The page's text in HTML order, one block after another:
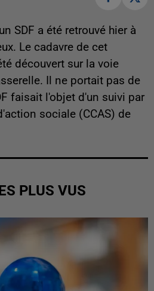
SDF a été retrouvé hier à
Le cadavre de cet
découvert sur la voie
Il ne portait pas de
faisait l'objet d'un suivi par
sociale (CCAS) de
PLUS VUS